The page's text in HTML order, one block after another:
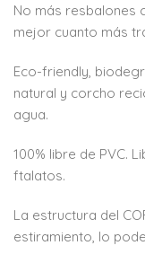
No más resbalones
mejor cuanto más
Eco-friendly,
natural y corcho
agua.
100% libre de PVC.
ftalatos.
La estructura del
estiramiento, lo